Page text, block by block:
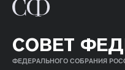
СОВЕТ
ФЕДЕРАЛЬНОГО СОБРАНИЯ